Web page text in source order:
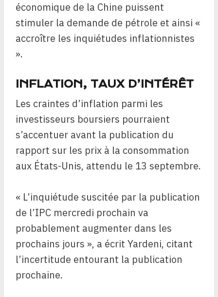
économique de la Chine puissent
stimuler la demande de pétrole et ainsi «
accroître les inquiétudes inflationnistes
».
INFLATION, TAUX D’INTÉRÊT
Les craintes d’inflation parmi les
investisseurs boursiers pourraient
s’accentuer avant la publication du
rapport sur les prix à la consommation
aux États-Unis, attendu le 13 septembre.
« L’inquiétude suscitée par la publication
de l’IPC mercredi prochain va
probablement augmenter dans les
prochains jours », a écrit Yardeni, citant
l’incertitude entourant la publication
prochaine.